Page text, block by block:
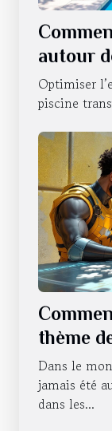
autour
Optimiser
piscine
thème
le
Dans le
jamais été
dans les...